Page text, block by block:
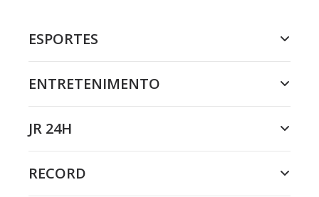
ESPORTES
ENTRETENIMENTO
JR 24H
RECORD